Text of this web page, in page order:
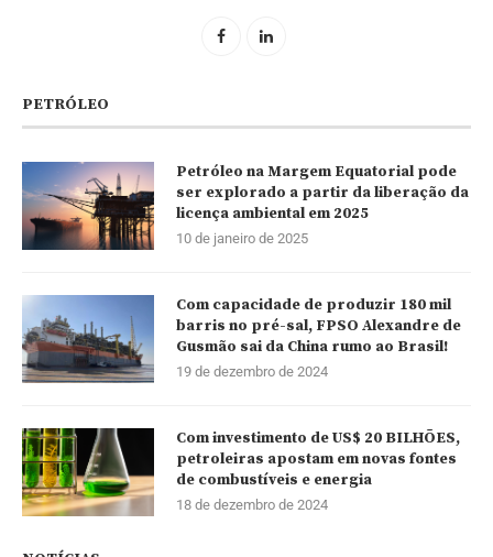
PETRÓLEO
Petróleo na Margem Equatorial pode
ser explorado a partir da liberação da
licença ambiental em 2025
10 de janeiro de 2025
Com capacidade de produzir 180 mil
barris no pré-sal, FPSO Alexandre de
Gusmão sai da China rumo ao Brasil!
19 de dezembro de 2024
Com investimento de US$ 20 BILHÕES,
petroleiras apostam em novas fontes
de combustíveis e energia
18 de dezembro de 2024